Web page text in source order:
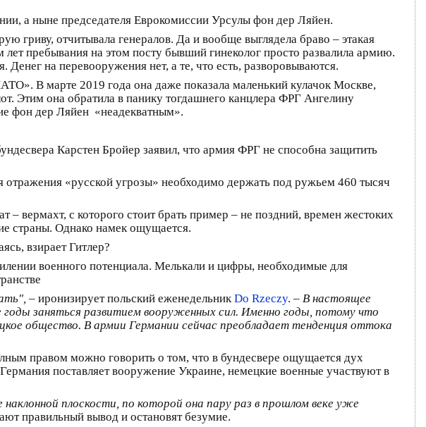
а ныне председателя Еврокомиссии Урсулы фон дер Ляйен.
гриву, отчитывала генералов. Да и вообще выглядела браво – этакая
пребывания на этом посту бывший гинеколог просто развалила армию.
Денег на перевооружения нет, а те, что есть, разворовываются.
В марте 2019 года она даже показала маленький кулачок Москве,
Этим она обратила в панику тогдашнего канцлера ФРГ Ангелину
фон дер Ляйен «неадекватным».
Карстен Бройер заявил, что армия ФРГ не способна защитить
«русской угрозы» необходимо держать под ружьем 460 тысяч
– вермахт, с которого стоит брать пример – не поздний, времен жестоких
страны. Однако намек ощущается.
взирает Гитлер?
военного потенциала. Мелькали и цифры, необходимые для
– иронизирует польский еженедельникDo Rzeczy. – В настоящее
заняться развитием вооруженных сил. Именно годы, потому что
общество. В армии Германии сейчас преобладает тенденция оттока
правом можно говорить о том, что в бундесвере ощущается дух
поставляет вооружение Украине, немецкие военные участвуют в
плоскости, по которой она пару раз в прошлом веке уже
правильный вывод и остановят безумие.